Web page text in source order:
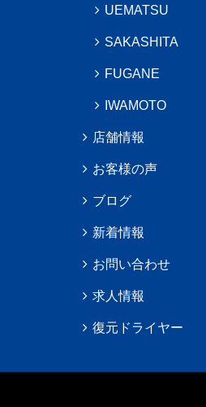
UEMATSU
SAKASHITA
FUGANE
IWAMOTO
店舗情報
お客様の声
ブログ
新着情報
お問い合わせ
求人情報
復元ドライヤー